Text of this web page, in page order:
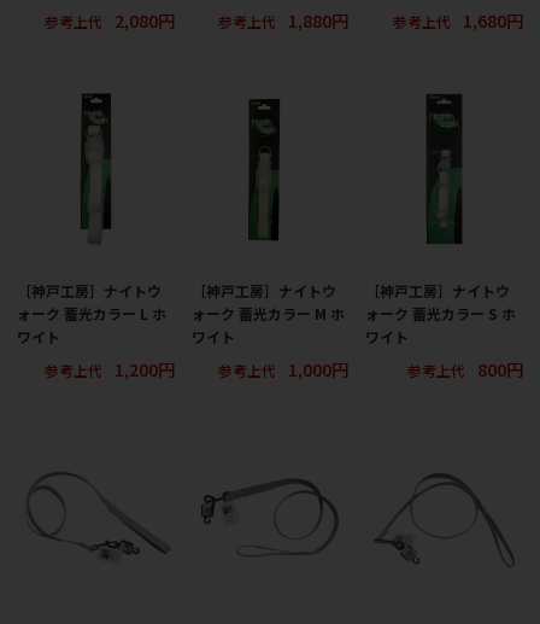
参考上代
2,080円
参考上代
1,880円
参考上代
1,680円
［神戸工房］ナイトウ
ォーク 蓄光カラー L ホ
ワイト
参考上代
1,200円
［神戸工房］ナイトウ
ォーク 蓄光カラー M ホ
ワイト
参考上代
1,000円
［神戸工房］ナイトウ
ォーク 蓄光カラー S ホ
ワイト
参考上代
800円